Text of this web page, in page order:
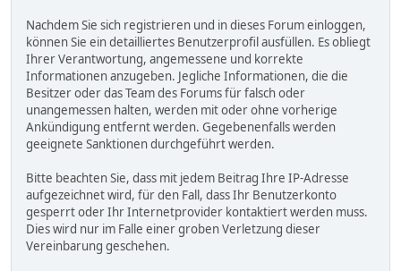
Nachdem Sie sich registrieren und in dieses Forum einloggen,
können Sie ein detailliertes Benutzerprofil ausfüllen. Es obliegt
Ihrer Verantwortung, angemessene und korrekte
Informationen anzugeben. Jegliche Informationen, die die
Besitzer oder das Team des Forums für falsch oder
unangemessen halten, werden mit oder ohne vorherige
Ankündigung entfernt werden. Gegebenenfalls werden
geeignete Sanktionen durchgeführt werden.
Bitte beachten Sie, dass mit jedem Beitrag Ihre IP-Adresse
aufgezeichnet wird, für den Fall, dass Ihr Benutzerkonto
gesperrt oder Ihr Internetprovider kontaktiert werden muss.
Dies wird nur im Falle einer groben Verletzung dieser
Vereinbarung geschehen.